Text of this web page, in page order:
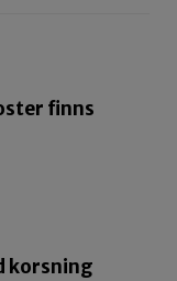
finns
korsning